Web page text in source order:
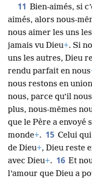
11 Bien-aimés, si
aimés, alors nous-
nous aimer les uns
jamais vu Dieu+. Si
uns les autres, Dieu
rendu parfait en nous
nous restons en
nous, parce qu’il
plus, nous-mêmes
que le Père a envoyé
monde+. 15 Celui
de Dieu+, Dieu reste
avec Dieu+. 16 Et
l’amour que Dieu a